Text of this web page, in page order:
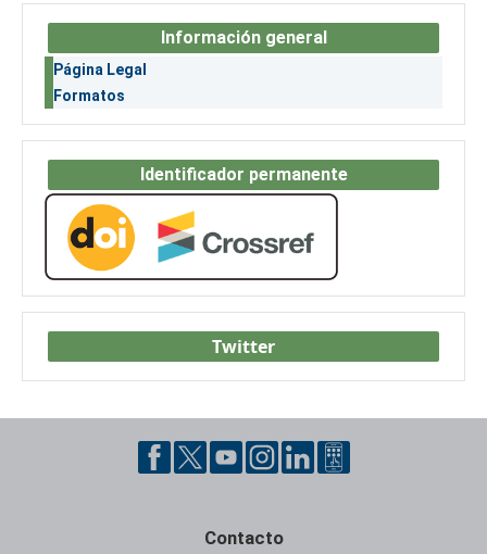
Información general
Página Legal
Formatos
Identificador permanente
Twitter
Contacto